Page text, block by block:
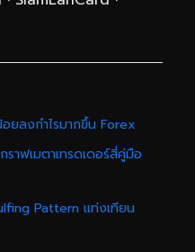
ยลงกำไรมากขึ้น Forex
าฟเมตาเทรดเดอร์สี่คู่มือ
Pattern แท่งเทียน